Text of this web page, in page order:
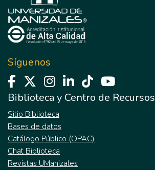
Síguenos
Biblioteca y Centro de Recursos
Sitio Biblioteca
Bases de datos
Catálogo Público (OPAC)
Chat Biblioteca
Revistas UManizales